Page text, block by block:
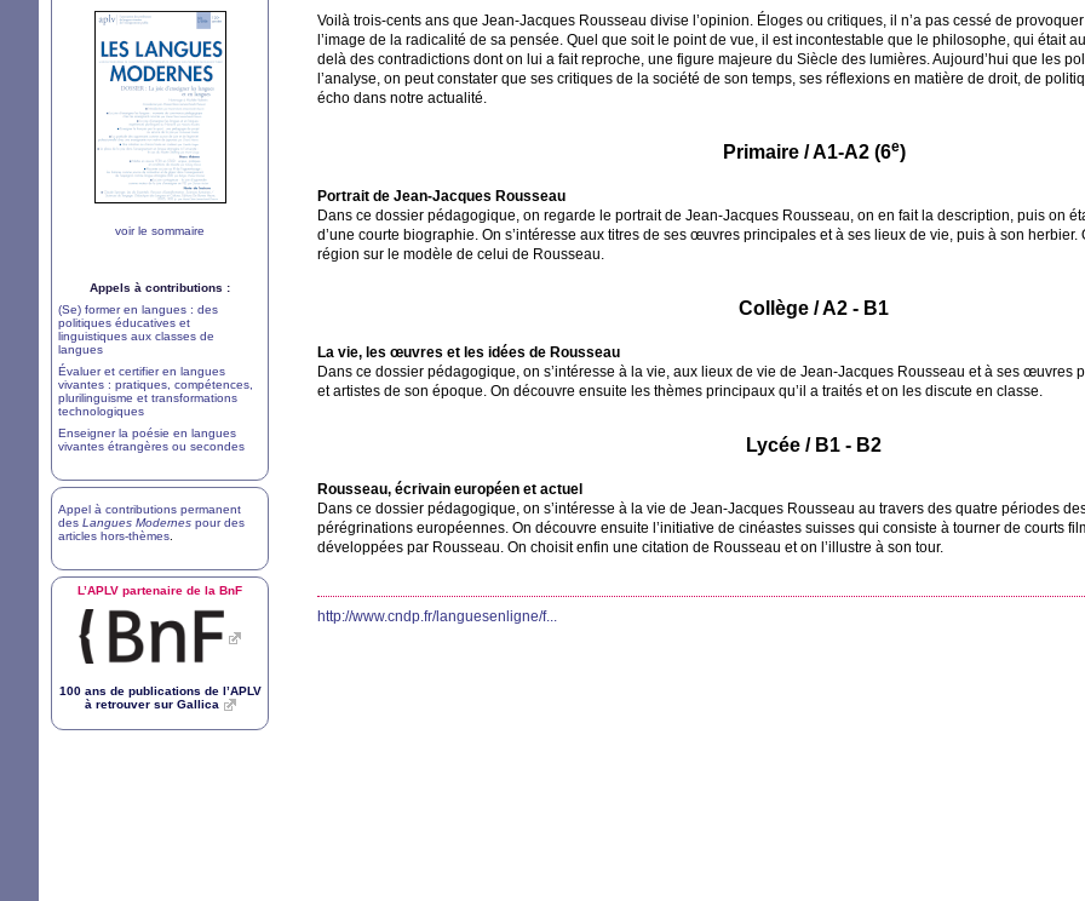
Voilà trois-cents ans que Jean-Jacques Rousseau divise l’opinion. Éloges ou critiques, il n’a pas cessé de
l’image de la radicalité de sa pensée. Quel que soit le point de vue, il est incontestable que le philosophe, qui était
delà des contradictions dont on lui a fait reproche, une figure majeure du Siècle des lumières. Aujourd’hui que les
l’analyse, on peut constater que ses critiques de la société de son temps, ses réflexions en matière de droit, de
écho dans notre actualité.
Primaire / A1-A2 (6e)
Portrait de Jean-Jacques Rousseau
Dans ce dossier pédagogique, on regarde le portrait de Jean-Jacques Rousseau, on en fait la description, puis on
d’une courte biographie. On s’intéresse aux titres de ses œuvres principales et à ses lieux de vie, puis à son herbier.
région sur le modèle de celui de Rousseau.
Collège / A2 - B1
La vie, les œuvres et les idées de Rousseau
Dans ce dossier pédagogique, on s’intéresse à la vie, aux lieux de vie de Jean-Jacques Rousseau et à ses œuvres
et artistes de son époque. On découvre ensuite les thèmes principaux qu’il a traités et on les discute en classe.
Lycée / B1 - B2
Rousseau, écrivain européen et actuel
Dans ce dossier pédagogique, on s’intéresse à la vie de Jean-Jacques Rousseau au travers des quatre périodes
pérégrinations européennes. On découvre ensuite l’initiative de cinéastes suisses qui consiste à tourner de courts
développées par Rousseau. On choisit enfin une citation de Rousseau et on l’illustre à son tour.
http://www.cndp.fr/languesenligne/f...
voir le sommaire
Appels à contributions :
(Se) former en langues : des
politiques éducatives et
linguistiques aux classes de
langues
Évaluer et certifier en langues
vivantes : pratiques, compétences,
plurilinguisme et transformations
technologiques
Enseigner la poésie en langues
vivantes étrangères ou secondes
Appel à contributions permanent
des Langues Modernes pour des
articles hors-thèmes
L’APLV partenaire de la BnF
100 ans de publications de l’APLV
à retrouver sur Gallica